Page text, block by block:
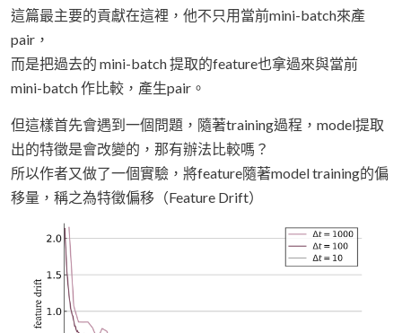
這篇最主要的貢獻在這裡，他不只用當前mini-batch來產
pair，
而是把過去的 mini-batch 提取的feature也拿過來與當前
mini-batch 作比較，產生pair。
但這樣首先會遇到一個問題，隨著training過程，model提取
出的特徵是會改變的，那有辦法比較嗎？
所以作者又做了一個實驗，將feature隨著model training的偏
移量，稱之為特徵偏移（Feature Drift）